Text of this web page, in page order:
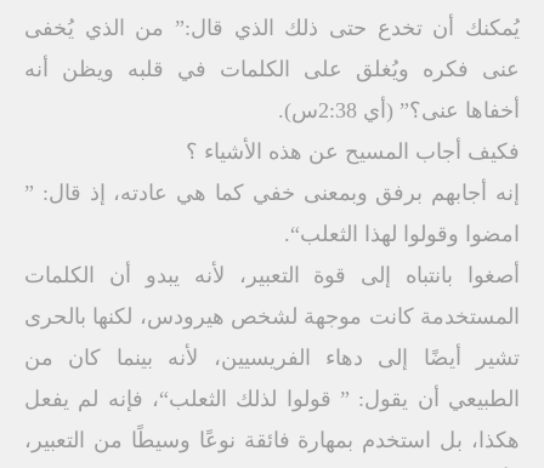
يُمكنك أن تخدع حتى ذلك الذي قال:” من الذي يُخفى
عنى فكره ويُغلق على الكلمات في قلبه ويظن أنه
أخفاها عنى؟” (أي 2:38س).
فكيف أجاب المسيح عن هذه الأشياء ؟
إنه أجابهم برفق وبمعنى خفي كما هي عادته، إذ قال: ”
امضوا وقولوا لهذا الثعلب“.
أصغوا بانتباه إلى قوة التعبير، لأنه يبدو أن الكلمات
المستخدمة كانت موجهة لشخص هيرودس، لكنها بالحرى
تشير أيضًا إلى دهاء الفريسيين، لأنه بينما كان من
الطبيعي أن يقول: ” قولوا لذلك الثعلب“، فإنه لم يفعل
هكذا، بل استخدم بمهارة فائقة نوعًا وسيطًا من التعبير،